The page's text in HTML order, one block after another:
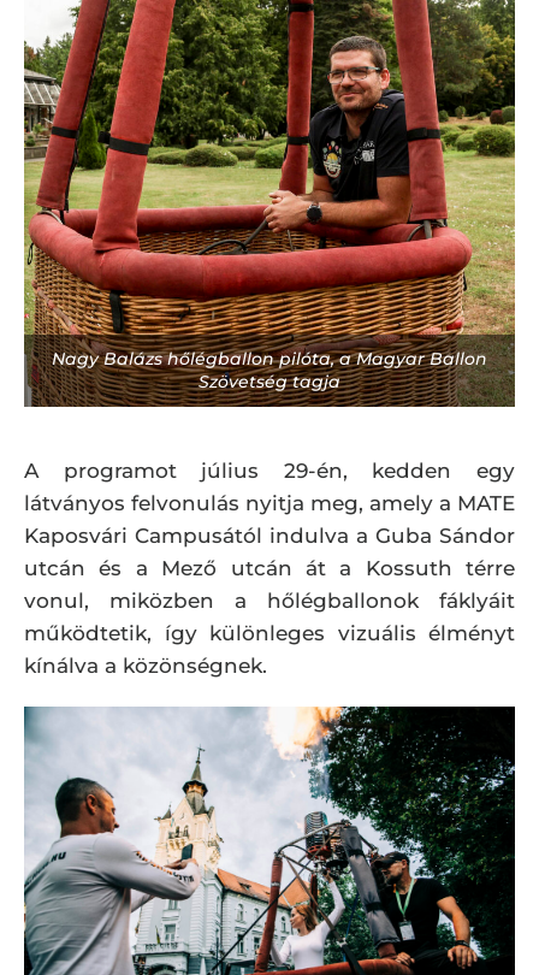
Nagy Balázs hőlégballon pilóta, a Magyar Ballon
Szövetség tagja
A programot július 29-én, kedden egy
látványos felvonulás nyitja meg, amely a MATE
Kaposvári Campusától indulva a Guba Sándor
utcán és a Mező utcán át a Kossuth térre
vonul, miközben a hőlégballonok fáklyáit
működtetik, így különleges vizuális élményt
kínálva a közönségnek.